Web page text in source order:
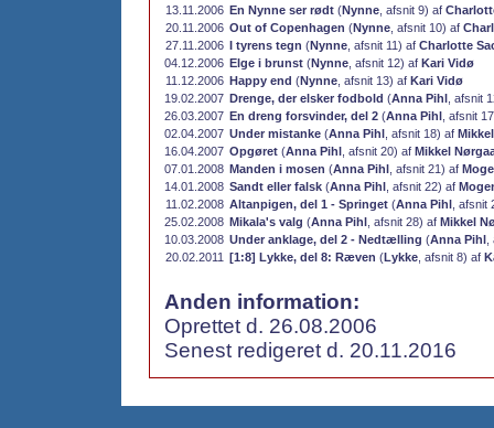
13.11.2006 En Nynne ser rødt (Nynne , afsnit 9) af
20.11.2006 Out of Copenhagen (Nynne , afsnit 10) af
27.11.2006 I tyrens tegn (Nynne , afsnit 11) af Charlotte
04.12.2006 Elge i brunst (Nynne , afsnit 12) af Kari Vidø
11.12.2006 Happy end (Nynne , afsnit 13) af Kari Vidø
19.02.2007 Drenge, der elsker fodbold (Anna Pihl , afsnit
26.03.2007 En dreng forsvinder, del 2 (Anna Pihl , afsnit
02.04.2007 Under mistanke (Anna Pihl , afsnit 18) af
16.04.2007 Opgøret (Anna Pihl , afsnit 20) af Mikkel
07.01.2008 Manden i mosen (Anna Pihl , afsnit 21) af
14.01.2008 Sandt eller falsk (Anna Pihl , afsnit 22) af
11.02.2008 Altanpigen, del 1 - Springet (Anna Pihl ,
25.02.2008 Mikala's valg (Anna Pihl , afsnit 28) af Mikkel
10.03.2008 Under anklage, del 2 - Nedtælling (Anna Pihl
20.02.2011 [1:8] Lykke, del 8: Ræven (Lykke , afsnit 8) af
Anden information:
Oprettet d. 26.08.2006
Senest redigeret d. 20.11.2016